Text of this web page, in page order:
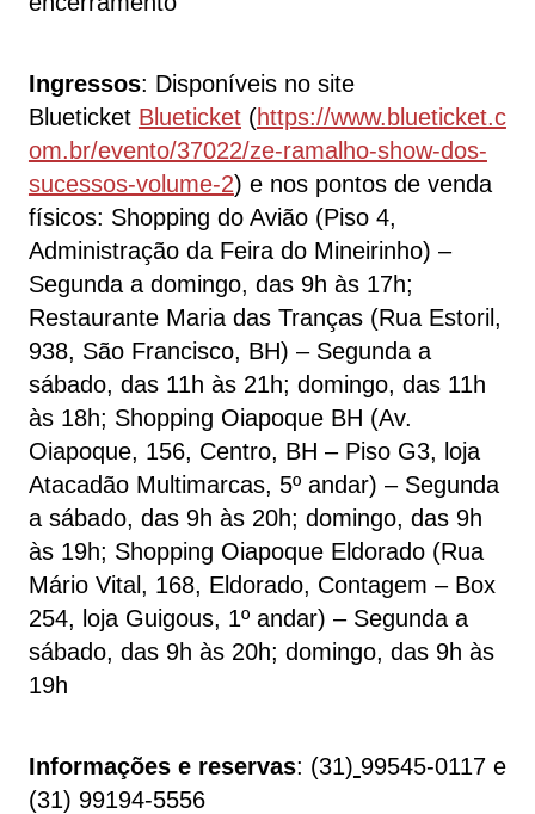
Ingressos: Disponíveis no site
Blueticket Blueticket(https://www.blueticket.c
om.br/evento/37022/ze-ramalho-show-dos-
sucessos-volume-2) e nos pontos de venda
físicos: Shopping do Avião (Piso 4,
Administração da Feira do Mineirinho) –
Segunda a domingo, das 9h às 17h;
Restaurante Maria das Tranças (Rua Estoril,
938, São Francisco, BH) – Segunda a
sábado, das 11h às 21h; domingo, das 11h
às 18h; Shopping Oiapoque BH (Av.
Oiapoque, 156, Centro, BH – Piso G3, loja
Atacadão Multimarcas, 5º andar) – Segunda
a sábado, das 9h às 20h; domingo, das 9h
às 19h; Shopping Oiapoque Eldorado (Rua
Mário Vital, 168, Eldorado, Contagem – Box
254, loja Guigous, 1º andar) – Segunda a
sábado, das 9h às 20h; domingo, das 9h às
19h
Informações e reservas: (31) 99545-0117 e
(31) 99194-5556